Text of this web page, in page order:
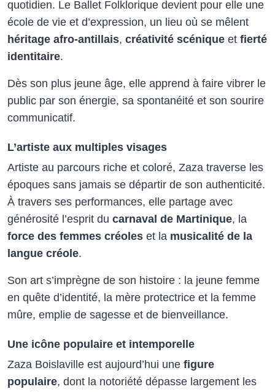
quotidien. Le Ballet Folklorique devient pour elle une
école de vie et d’expression, un lieu où se mêlent
héritage afro-antillais, créativité scénique et fierté
identitaire.
Dès son plus jeune âge, elle apprend à faire vibrer le
public par son énergie, sa spontanéité et son sourire
communicatif.
L’artiste aux multiples visages
Artiste au parcours riche et coloré, Zaza traverse les
époques sans jamais se départir de son authenticité.
À travers ses performances, elle partage avec
générosité l’esprit du carnaval de Martinique, la
force des femmes créoles et la musicalité de la
langue créole.
Son art s’imprègne de son histoire : la jeune femme
en quête d’identité, la mère protectrice et la femme
mûre, emplie de sagesse et de bienveillance.
Une icône populaire et intemporelle
Zaza Boislaville est aujourd’hui une figure
populaire, dont la notoriété dépasse largement les